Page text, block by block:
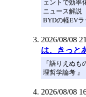
ェントで効率
ニュース解説
BYDの軽EV
2026/08/08
は、きっと
「語りえぬ
理哲学論考 』
2026/08/08